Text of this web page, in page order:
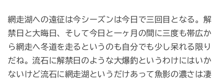
網走湖への遠征は今シーズンは今日で三回目となる。解
禁日と大晦日、そして今日と一ヶ月の間に三度も帯広か
ら網走へ冬道を走るというのも自分でも少し呆れる限り
だね。流石に解禁日のような大爆釣というわけにはいか
ないけど流石に網走湖というだけあって魚影の濃さは凄